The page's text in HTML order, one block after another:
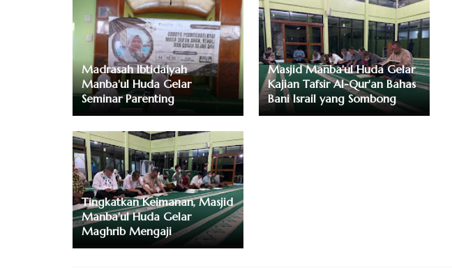
Madrasah Ibtidaiyah
Manba'ul Huda Gelar
Seminar Parenting
Masjid Manba'ul Huda Gelar
Kajian Tafsir Al-Qur'an Bahas
Bani Israil yang Sombong
Tingkatkan Keimanan, Masjid
Manba'ul Huda Gelar
Maghrib Mengaji